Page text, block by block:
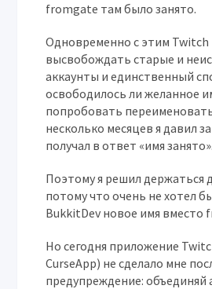
fromgate там было занято.
Одновременно с этим
высвобождать старые и
аккаунты и единственный
освободилось ли желанное
попробовать
несколько месяцев я давил
получал в ответ «имя занято».
Поэтому я решил держаться
потому что очень не хотел
BukkitDev новое имя вместо
Но сегодня приложение
CurseApp) не сделало мне
предупреждение: объединяй